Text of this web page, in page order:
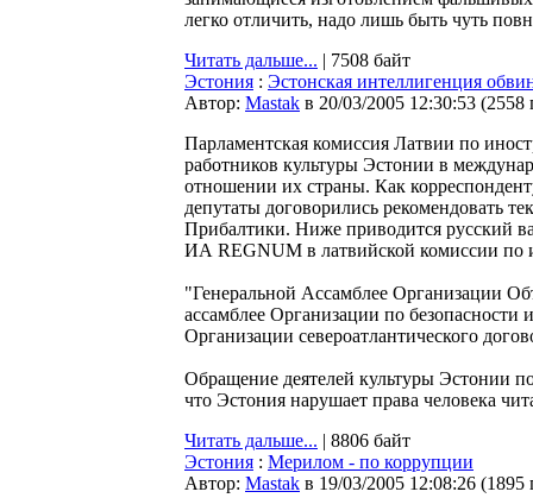
легко отличить, надо лишь быть чуть
Читать дальше... | 7508 байт
Эстония : Эстонская интеллигенция
Автор: Мastak в 20/03/2005 12:30:53 (2558
Парламентская комиссия Латвии по
работников культуры Эстонии в
отношении их страны. Как
депутаты договорились рекомендовать
Прибалтики. Ниже приводится русский
ИА REGNUM в латвийской комиссии по
"Генеральной Ассамблее Организации
ассамблее Организации по безопасности
Организации североатлантического
Обращение деятелей культуры Эстонии
что Эстония нарушает права человека
Читать дальше... | 8806 байт
Эстония : Мерилом - по коррупции
Автор: Мastak в 19/03/2005 12:08:26 (1895